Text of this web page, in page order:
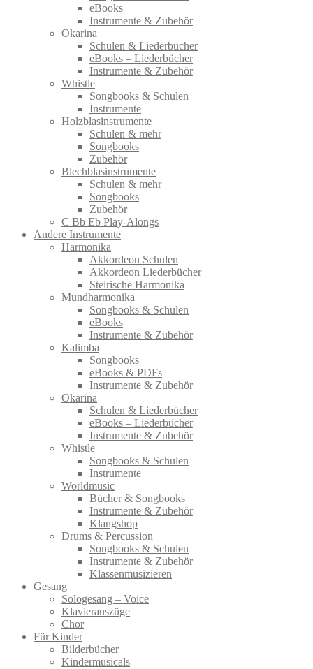
eBooks
Instrumente & Zubehör
Okarina
Schulen & Liederbücher
eBooks – Liederbücher
Instrumente & Zubehör
Whistle
Songbooks & Schulen
Instrumente
Holzblasinstrumente
Schulen & mehr
Songbooks
Zubehör
Blechblasinstrumente
Schulen & mehr
Songbooks
Zubehör
C Bb Eb Play-Alongs
Andere Instrumente
Harmonika
Akkordeon Schulen
Akkordeon Liederbücher
Steirische Harmonika
Mundharmonika
Songbooks & Schulen
eBooks
Instrumente & Zubehör
Kalimba
Songbooks
eBooks & PDFs
Instrumente & Zubehör
Okarina
Schulen & Liederbücher
eBooks – Liederbücher
Instrumente & Zubehör
Whistle
Songbooks & Schulen
Instrumente
Worldmusic
Bücher & Songbooks
Instrumente & Zubehör
Klangshop
Drums & Percussion
Songbooks & Schulen
Instrumente & Zubehör
Klassenmusizieren
Gesang
Sologesang – Voice
Klavierauszüge
Chor
Für Kinder
Bilderbücher
Kindermusicals